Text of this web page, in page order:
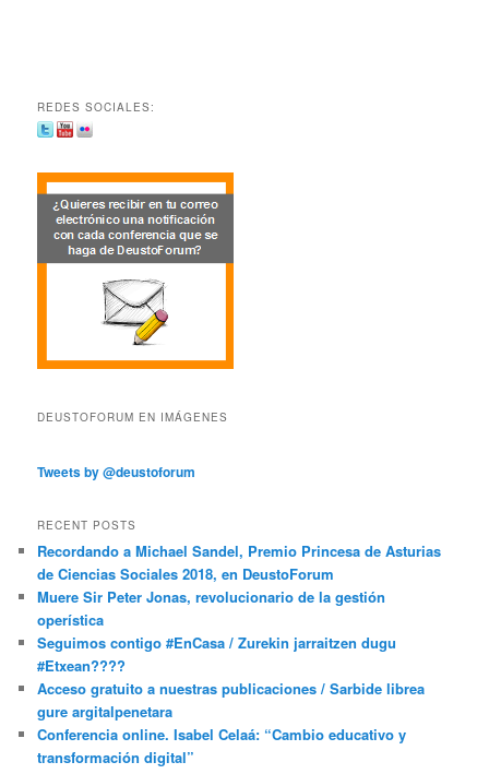
REDES SOCIALES:
DEUSTOFORUM EN IMÁGENES
Tweets by @deustoforum
RECENT POSTS
Recordando a Michael Sandel, Premio Princesa de Asturias
de Ciencias Sociales 2018, en DeustoForum
Muere Sir Peter Jonas, revolucionario de la gestión
operística
Seguimos contigo #EnCasa / Zurekin jarraitzen dugu
#Etxean????
Acceso gratuito a nuestras publicaciones / Sarbide librea
gure argitalpenetara
Conferencia online. Isabel Celaá: “Cambio educativo y
transformación digital”